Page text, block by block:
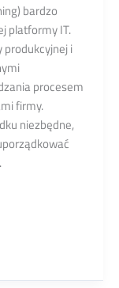
bardzo
platformy IT.
produkcyjnej i
procesem
firmy.
niezbędne,